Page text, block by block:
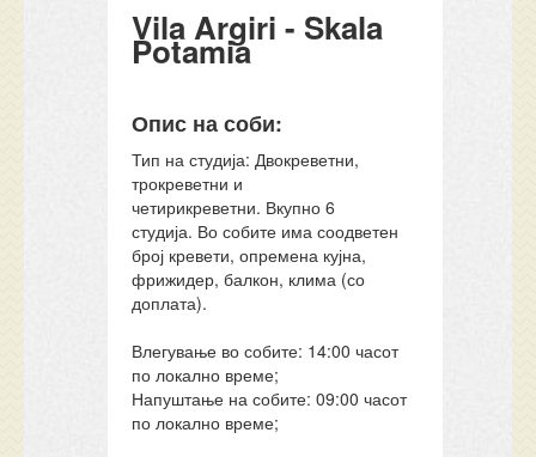
Vila Argiri - Skala
Potamia
Опис на соби:
Тип на студија: Двокреветни,
трокреветни и
четирикреветни. Вкупно 6
студија. Во собите има соодветен
број кревети, опремена кујна,
фрижидер, балкон, клима (со
доплата).
Влегување во собите: 14:00 часот
по локално време;
Напуштање на собите: 09:00 часот
по локално време;